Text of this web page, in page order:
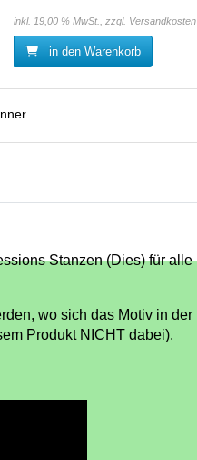
inkl. 19,00 % MwSt., zzgl. Versandkosten
in den Warenkorb
Stanzen (Dies) für alle
wo sich das Motiv in der
Produkt NICHT dabei).